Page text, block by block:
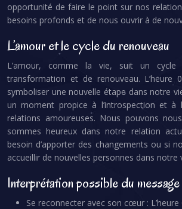
opportunité de faire le point sur nos
besoins profonds et de nous ouvrir à de
L’amour et le cycle du renouveau
L’amour, comme la vie, suit un cycle
transformation et de renouveau. L’heure
symboliser une nouvelle étape dans notre
un moment propice à l’introspection et à
relations amoureuses. Nous pouvons
sommes heureux dans notre relation
besoin d’apporter des changements ou si
accueillir de nouvelles personnes dans notre
Interprétation possible du
Se reconnecter avec son cœur :